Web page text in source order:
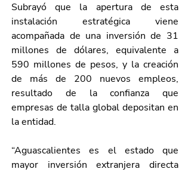
Subrayó que la apertura de esta
instalación estratégica viene
acompañada de una inversión de 31
millones de dólares, equivalente a
590 millones de pesos, y la creación
de más de 200 nuevos empleos,
resultado de la confianza que
empresas de talla global depositan en
la entidad.
“Aguascalientes es el estado que
mayor inversión extranjera directa